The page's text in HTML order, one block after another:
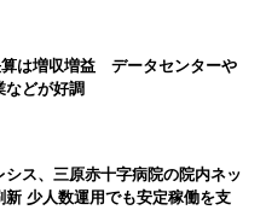
算は増収増益 データセンターや
などが好調
シス、三原赤十字病院の院内ネッ
新 少人数運用でも安定稼働を支